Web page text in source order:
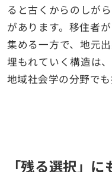
ると古くからのしが
があります。移住者
集める一方で、地元
埋もれていく構造は
地域社会学の分野でも
「残る選択」